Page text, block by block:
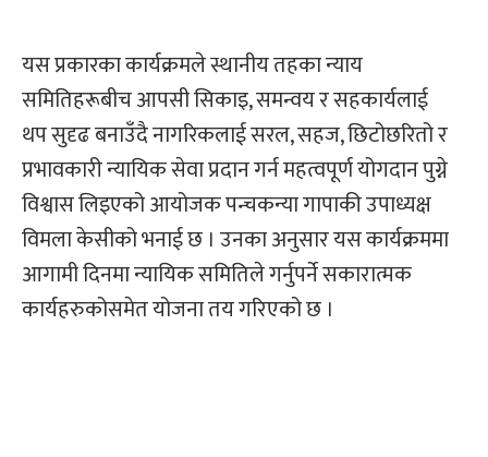
यस प्रकारका कार्यक्रमले स्थानीय तहका न्याय
समितिहरूबीच आपसी सिकाइ, समन्वय र सहकार्यलाई
थप सुदृढ बनाउँदै नागरिकलाई सरल, सहज, छिटोछरितो र
प्रभावकारी न्यायिक सेवा प्रदान गर्न महत्वपूर्ण योगदान पुग्ने
विश्वास लिइएको आयोजक पन्चकन्या गापाकी उपाध्यक्ष
विमला केसीको भनाई छ । उनका अनुसार यस कार्यक्रममा
आगामी दिनमा न्यायिक समितिले गर्नुपर्ने सकारात्मक
कार्यहरुकोसमेत योजना तय गरिएको छ ।